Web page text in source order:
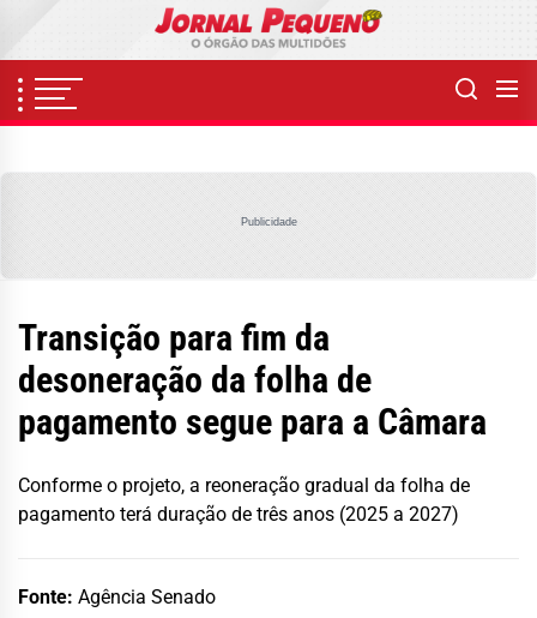
content
Publicidade
Transição para fim da
desoneração da folha de
pagamento segue para a Câmara
Conforme o projeto, a reoneração gradual da folha de
pagamento terá duração de três anos (2025 a 2027)
Fonte: Agência Senado